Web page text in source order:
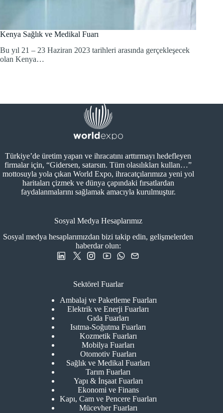
Kenya Sağlık ve Medikal Fuarı
Bu yıl 21 – 23 Haziran 2023 tarihleri arasında gerçekleşecek
olan Kenya…
Türkiye’de üretim yapan ve ihracatını arttırmayı hedefleyen
firmalar için, “Gidersen, satarsın. Tüm olasılıkları kullan…”
mottosuyla yola çıkan World Expo, ihracatçılarımıza yeni yol
haritaları çizmek ve dünya çapındaki fırsatlardan
faydalanmalarını sağlamak amacıyla kurulmuştur.
Sosyal Medya Hesaplarımız
Sosyal medya hesaplarımızdan bizi takip edin, gelişmelerden
haberdar olun:
Sektörel Fuarlar
Ambalaj ve Paketleme Fuarları
Elektrik ve Enerji Fuarları
Gıda Fuarları
Isıtma-Soğutma Fuarları
Kozmetik Fuarları
Mobilya Fuarları
Otomotiv Fuarları
Sağlık ve Medikal Fuarları
Tarım Fuarları
Yapı & İnşaat Fuarları
Ekonomi ve Finans
Kapı, Cam ve Pencere Fuarları
Mücevher Fuarları